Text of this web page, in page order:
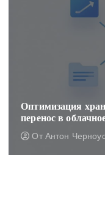
Оптимизация
перенос в
От Антон